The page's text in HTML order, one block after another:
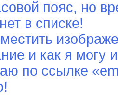
пояс, но
в списке!
и как я могу
по ссылке